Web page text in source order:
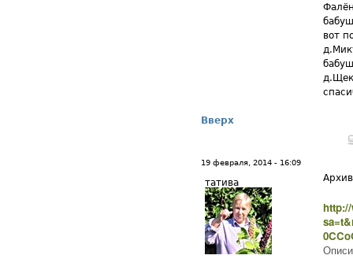
вот
Вверх
19 февраля, 2014 - 16:09
татива